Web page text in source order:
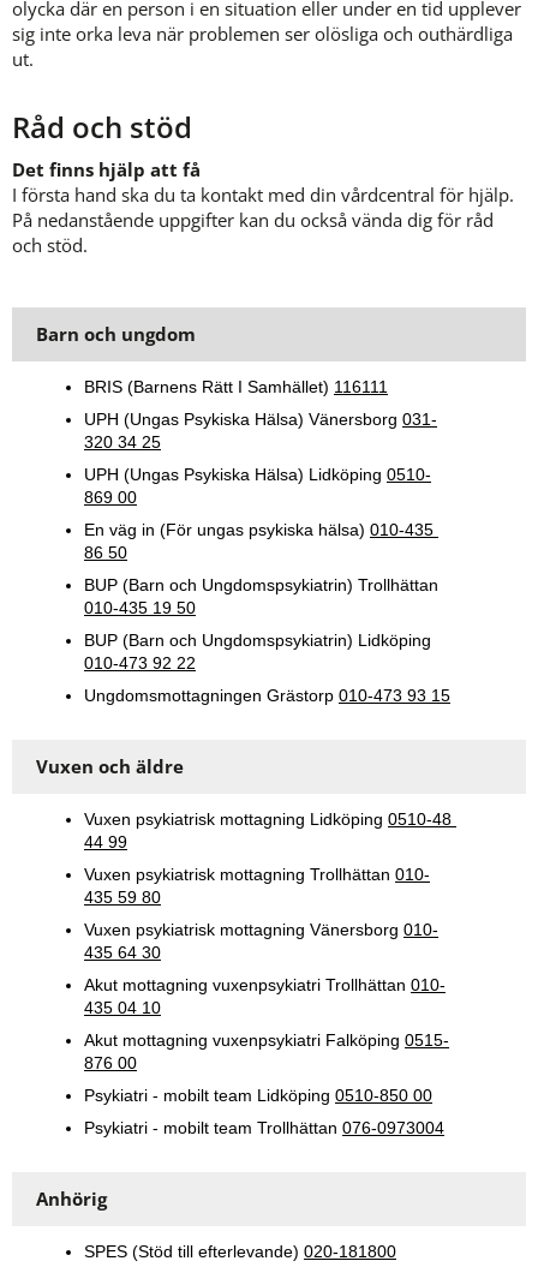
olycka där en person i en situation eller under en tid upplever
sig inte orka leva när problemen ser olösliga och outhärdliga
ut.
Råd och stöd
Det finns hjälp att få
I första hand ska du ta kontakt med din vårdcentral för hjälp.
På nedanstående uppgifter kan du också vända dig för råd
och stöd.
Barn och ungdom
BRIS (Barnens Rätt I Samhället) 116111
UPH (Ungas Psykiska Hälsa) Vänersborg 031-
320 34 25
UPH (Ungas Psykiska Hälsa) Lidköping 0510-
869 00
En väg in (För ungas psykiska hälsa) 010-435
86 50
010-435 19 50
010-473 92 22
Ungdomsmottagningen Grästorp 010-473 93 15
Vuxen och äldre
Vuxen psykiatrisk mottagning Lidköping 0510-48
44 99
Vuxen psykiatrisk mottagning Trollhättan 010-
435 59 80
Vuxen psykiatrisk mottagning Vänersborg 010-
435 64 30
Akut mottagning vuxenpsykiatri Trollhättan 010-
435 04 10
Akut mottagning vuxenpsykiatri Falköping 0515-
876 00
Psykiatri - mobilt team Lidköping 0510-850 00
Psykiatri - mobilt team Trollhättan 076-0973004
Anhörig
SPES (Stöd till efterlevande) 020-181800